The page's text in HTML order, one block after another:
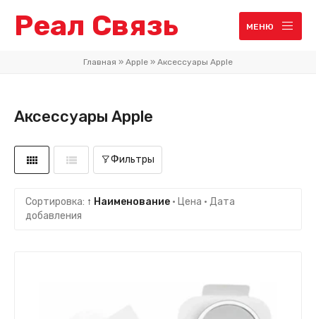
Реал Связь МЕНЮ
Главная » Apple » Аксессуары Apple
Аксессуары Apple
Фильтры
Сортировка: ↑ Наименование · Цена · Дата
добавления